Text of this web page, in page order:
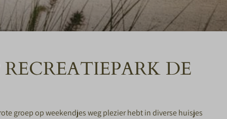
DE
groep op weekendjes weg plezier hebt in diverse huisjes